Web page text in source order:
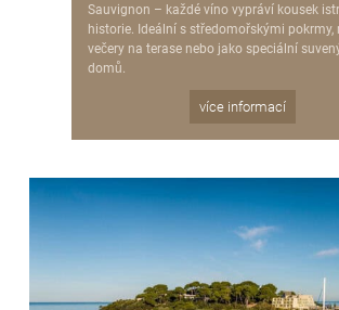
Sauvignon – každé víno vypráví kousek
historie. Ideální s středomořskými pokrmy,
večery na terase nebo jako speciální
domů.
více informací